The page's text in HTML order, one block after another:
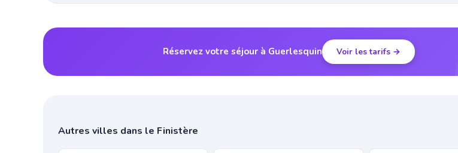
Réservez votre séjour à Guerlesquin Voir les tarifs →
Autres villes dans le Finistère